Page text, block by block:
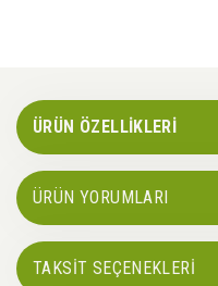
ÜRÜN ÖZELLİKLERİ
ÜRÜN YORUMLARI
TAKSİT SEÇENEKLERİ